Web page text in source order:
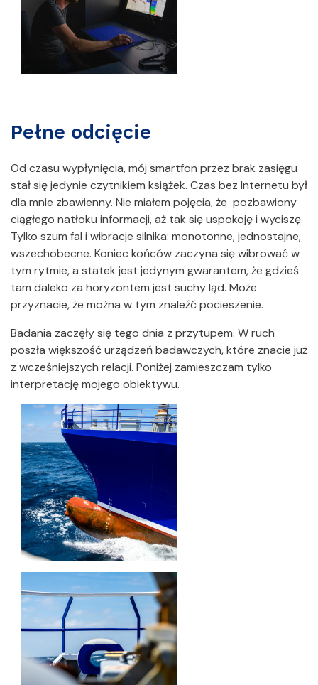
Pełne odcięcie
Od czasu wypłynięcia, mój smartfon przez brak zasięgu
stał się jedynie czytnikiem książek. Czas bez Internetu był
dla mnie zbawienny. Nie miałem pojęcia, że pozbawiony
ciągłego natłoku informacji, aż tak się uspokoję i wyciszę.
Tylko szum fal i wibracje silnika: monotonne, jednostajne,
wszechobecne. Koniec końców zaczyna się wibrować w
tym rytmie, a statek jest jedynym gwarantem, że gdzieś
tam daleko za horyzontem jest suchy ląd. Może
przyznacie, że można w tym znaleźć pocieszenie.
Badania zaczęły się tego dnia z przytupem. W ruch
poszła większość urządzeń badawczych, które znacie już
z wcześniejszych relacji. Poniżej zamieszczam tylko
interpretację mojego obiektywu.